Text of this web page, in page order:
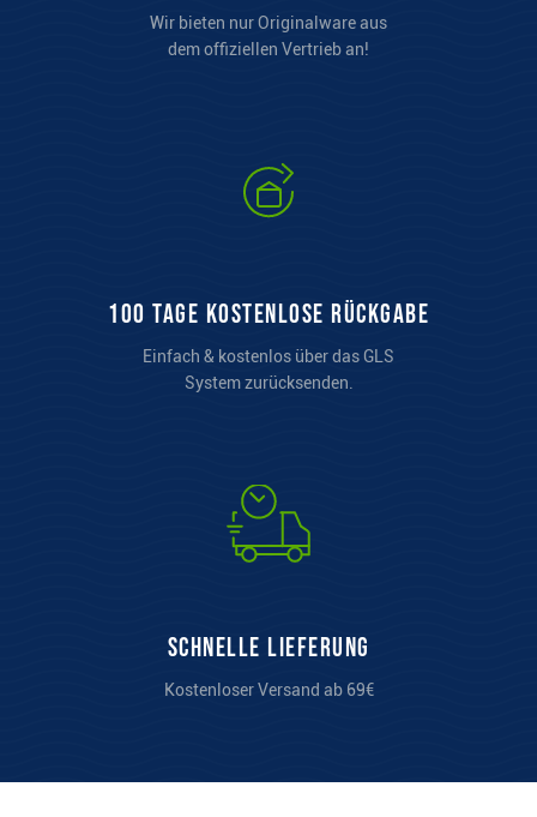
Wir bieten nur Originalware aus
dem offiziellen Vertrieb an!
100 Tage kostenlose Rückgabe
Einfach & kostenlos über das GLS
System zurücksenden.
Schnelle Lieferung
Kostenloser Versand ab 69€